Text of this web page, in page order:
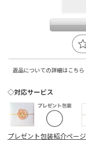
返品についての詳細はこちら
◇対応サービス
プレゼント包装紹介ページ